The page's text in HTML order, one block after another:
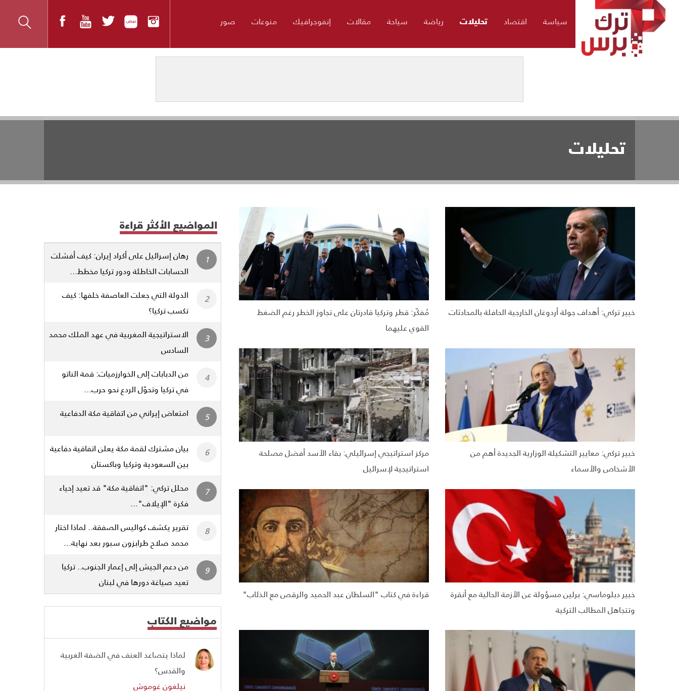
سياسة اقتصاد تحليلات رياضة سياحة مقالات إنفوجرافيك منوعات صور
تحليلات
خبير تركي: أهداف جولة أردوغان الخارجية الحافلة بالمحادثات
مُفكّر: قطر وتركيا قادرتان على تجاوز الخطر رغم الضغط
القوي عليهما
خبير تركي: معايير التشكيلة الوزارية الجديدة أهم من
الأشخاص والأسماء
مركز استراتيجي إسرائيلي: بقاء الأسد أفضل مصلحة
استراتيجية لإسرائيل
خبير دبلوماسي: برلين مسؤولة عن الأزمة الحالية مع أنقرة
وتتجاهل المطالب التركية
قراءة في كتاب "السلطان عبد الحميد والرقص مع الذئاب"
المواضيع الأكثر قراءة
رهان إسرائيل على أكراد إيران: كيف أفشلت
الحسابات الخاطئة ودور تركيا مخطط...
الدولة التي جعلت العاصفة خلفها: كيف
تكسب تركيا؟
الاستراتيجية المغربية في عهد الملك محمد
السادس
من الدبابات إلى الخوارزميات: قمة الناتو
في تركيا وتحوّل الردع نحو حرب...
امتعاض إيراني من اتفاقية مكة الدفاعية
بيان مشترك لقمة مكة يعلن اتفاقية دفاعية
بين السعودية وتركيا وباكستان
محلل تركي: "اتفاقية مكة" قد تعيد إحياء
فكرة "الإيلاف"...
تقرير يكشف كواليس الصفقة.. لماذا اختار
محمد صلاح طرابزون سبور بعد نهاية...
من دعم الجيش إلى إعمار الجنوب.. تركيا
تعيد صياغة دورها في لبنان
مواضيع الكتاب
لماذا يتصاعد العنف في الضفة الغربية
والقدس؟
نيلغون غوموش